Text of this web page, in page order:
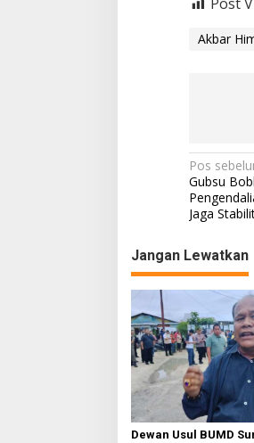
Akbar
N
a
v
g
a
s
i
p
o
s
Pos
Gubsu
Jaga
Jangan Lewatkan
Dewan Usul BUMD